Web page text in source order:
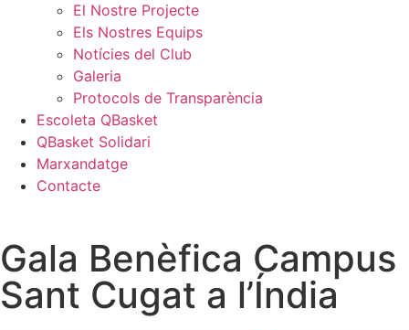
El Nostre Projecte
Els Nostres Equips
Notícies del Club
Galeria
Protocols de Transparència
Escoleta QBasket
QBasket Solidari
Marxandatge
Contacte
Gala Benèfica Campus
Sant Cugat a l’Índia